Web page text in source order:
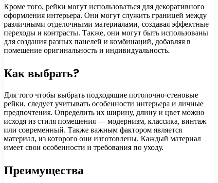
Кроме того, рейки могут использоваться для декоративного
оформления интерьера. Они могут служить границей между
различными отделочными материалами, создавая эффектные
переходы и контрасты. Также, они могут быть использованы
для создания разных панелей и комбинаций, добавляя в
помещение оригинальность и индивидуальность.
Как выбрать?
Для того чтобы выбрать подходящие потолочно-стеновые
рейки, следует учитывать особенности интерьера и личные
предпочтения. Определить их ширину, длину и цвет можно
исходя из стиля помещения — модернизм, классика, винтаж
или современный. Также важным фактором является
материал, из которого они изготовлены. Каждый материал
имеет свои особенности и требования по уходу.
Преимущества